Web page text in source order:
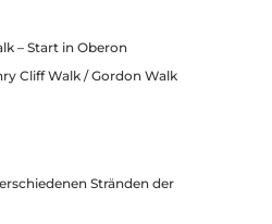
– Start in Oberon
Cliff Walk / Gordon Walk
Stränden der